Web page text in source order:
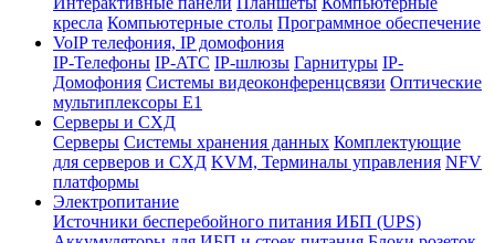
кресла Компьютерные столы Программное обеспечение
VoIP телефония, IP домофония
IP-Телефоны IP-ATC IP-шлюзы Гарнитуры IP-
Домофония Системы видеоконференцсвязи Оптические
мультиплексоры Е1
Серверы и СХД
Серверы Системы хранения данных Комплектующие
для серверов и СХД KVM, Терминалы управления NFV
платформы
Электропитание
Источники бесперебойного питания ИБП (UPS)